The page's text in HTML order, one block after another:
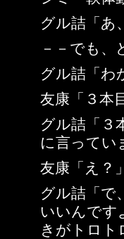
グル詰「あ
－－でも、
グル詰「わ
友康「３本
グル詰「３
に言ってい
友康「え？
グル詰「で
いいんで
きがトロト